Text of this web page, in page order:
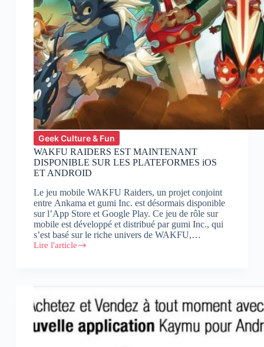
Geek Culture & Fun
WAKFU RAIDERS EST MAINTENANT
DISPONIBLE SUR LES PLATEFORMES iOS
ET ANDROID
Le jeu mobile WAKFU Raiders, un projet conjoint
entre Ankama et gumi Inc. est désormais disponible
sur l’App Store et Google Play. Ce jeu de rôle sur
mobile est développé et distribué par gumi Inc., qui
s’est basé sur le riche univers de WAKFU,…
Lire l'article
WAKFU
SUR
LES
PLATEFORMES
iOS